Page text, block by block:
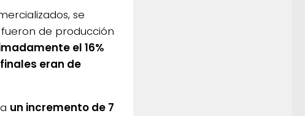
se
de producción
el 16%
eran de
un incremento de 7